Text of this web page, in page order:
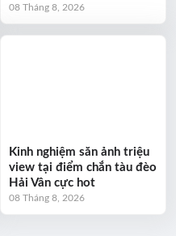
08 Tháng 8, 2026
Kinh nghiệm săn ảnh triệu
view tại điểm chắn tàu đèo
Hải Vân cực hot
08 Tháng 8, 2026